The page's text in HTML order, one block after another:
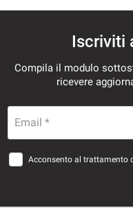
730€/mese
36 Mesi
Iscriviti
Compila il modulo
ricevere
Email *
Acconsento al trattamento